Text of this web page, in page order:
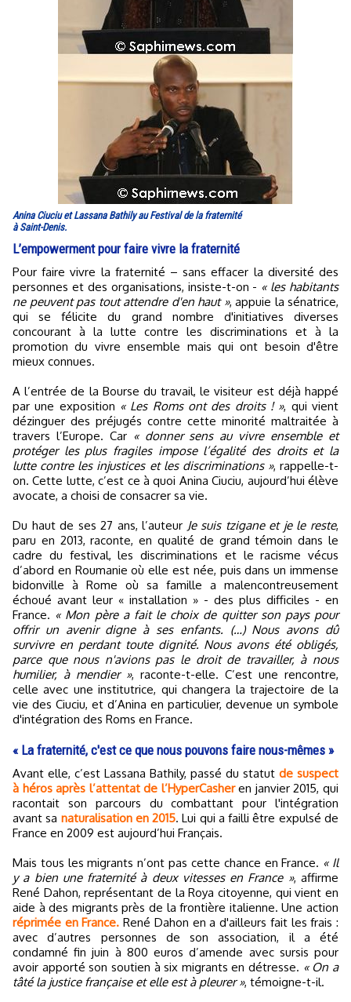
Anina Ciuciu et Lassana Bathily au Festival de la fraternité
à Saint-Denis.
L’empowerment pour faire vivre la fraternité
Pour faire vivre la fraternité – sans effacer la diversité des
personnes et des organisations, insiste-t-on - « les habitants
ne peuvent pas tout attendre d'en haut », appuie la sénatrice,
qui se félicite du grand nombre d'initiatives diverses
concourant à la lutte contre les discriminations et à la
promotion du vivre ensemble mais qui ont besoin d'être
mieux connues.
A l’entrée de la Bourse du travail, le visiteur est déjà happé
par une exposition « Les Roms ont des droits ! », qui vient
dézinguer des préjugés contre cette minorité maltraitée à
travers l’Europe. Car « donner sens au vivre ensemble et
protéger les plus fragiles impose l’égalité des droits et la
lutte contre les injustices et les discriminations », rappelle-t-
on. Cette lutte, c’est ce à quoi Anina Ciuciu, aujourd’hui élève
avocate, a choisi de consacrer sa vie.
Du haut de ses 27 ans, l’auteur Je suis tzigane et je le reste,
paru en 2013, raconte, en qualité de grand témoin dans le
cadre du festival, les discriminations et le racisme vécus
d’abord en Roumanie où elle est née, puis dans un immense
bidonville à Rome où sa famille a malencontreusement
échoué avant leur « installation » - des plus difficiles - en
France. « Mon père a fait le choix de quitter son pays pour
offrir un avenir digne à ses enfants. (…) Nous avons dû
survivre en perdant toute dignité. Nous avons été obligés,
parce que nous n'avions pas le droit de travailler, à nous
humilier, à mendier », raconte-t-elle. C’est une rencontre,
celle avec une institutrice, qui changera la trajectoire de la
vie des Ciuciu, et d’Anina en particulier, devenue un symbole
d'intégration des Roms en France.
« La fraternité, c'est ce que nous pouvons faire nous-mêmes »
Avant elle, c’est Lassana Bathily, passé du statut de suspect
à héros après l’attentat de l’HyperCasheren janvier 2015, qui
racontait son parcours du combattant pour l'intégration
avant sa naturalisation en 2015. Lui qui a failli être expulsé de
France en 2009 est aujourd’hui Français.
Mais tous les migrants n’ont pas cette chance en France. « Il
y a bien une fraternité à deux vitesses en France », affirme
René Dahon, représentant de la Roya citoyenne, qui vient en
aide à des migrants près de la frontière italienne. Une action
réprimée en France.René Dahon en a d'ailleurs fait les frais :
avec d’autres personnes de son association, il a été
condamné fin juin à 800 euros d’amende avec sursis pour
avoir apporté son soutien à six migrants en détresse. « On a
tâté la justice française et elle est à pleurer », témoigne-t-il.